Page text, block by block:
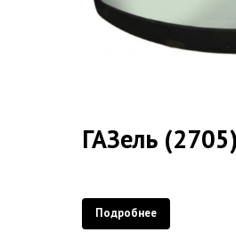
ГАЗель (2705)
Подробнее